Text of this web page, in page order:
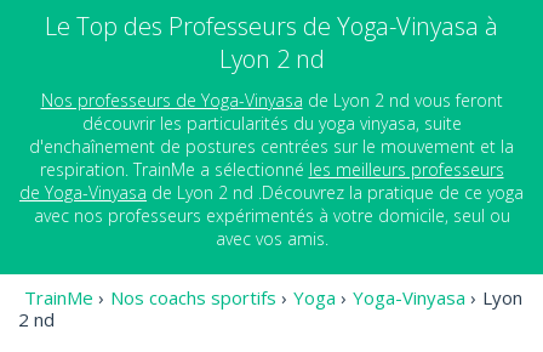
Le Top des Professeurs de Yoga-Vinyasa à
Lyon 2 nd
Nos professeurs de Yoga-Vinyasa de Lyon 2 nd vous feront
découvrir les particularités du yoga vinyasa, suite
d'enchaînement de postures centrées sur le mouvement et la
respiration. TrainMe a sélectionné les meilleurs professeurs
de Yoga-Vinyasa de Lyon 2 nd .Découvrez la pratique de ce yoga
avec nos professeurs expérimentés à votre domicile, seul ou
avec vos amis.
TrainMe › Nos coachs sportifs › Yoga › Yoga-Vinyasa › Lyon
2 nd